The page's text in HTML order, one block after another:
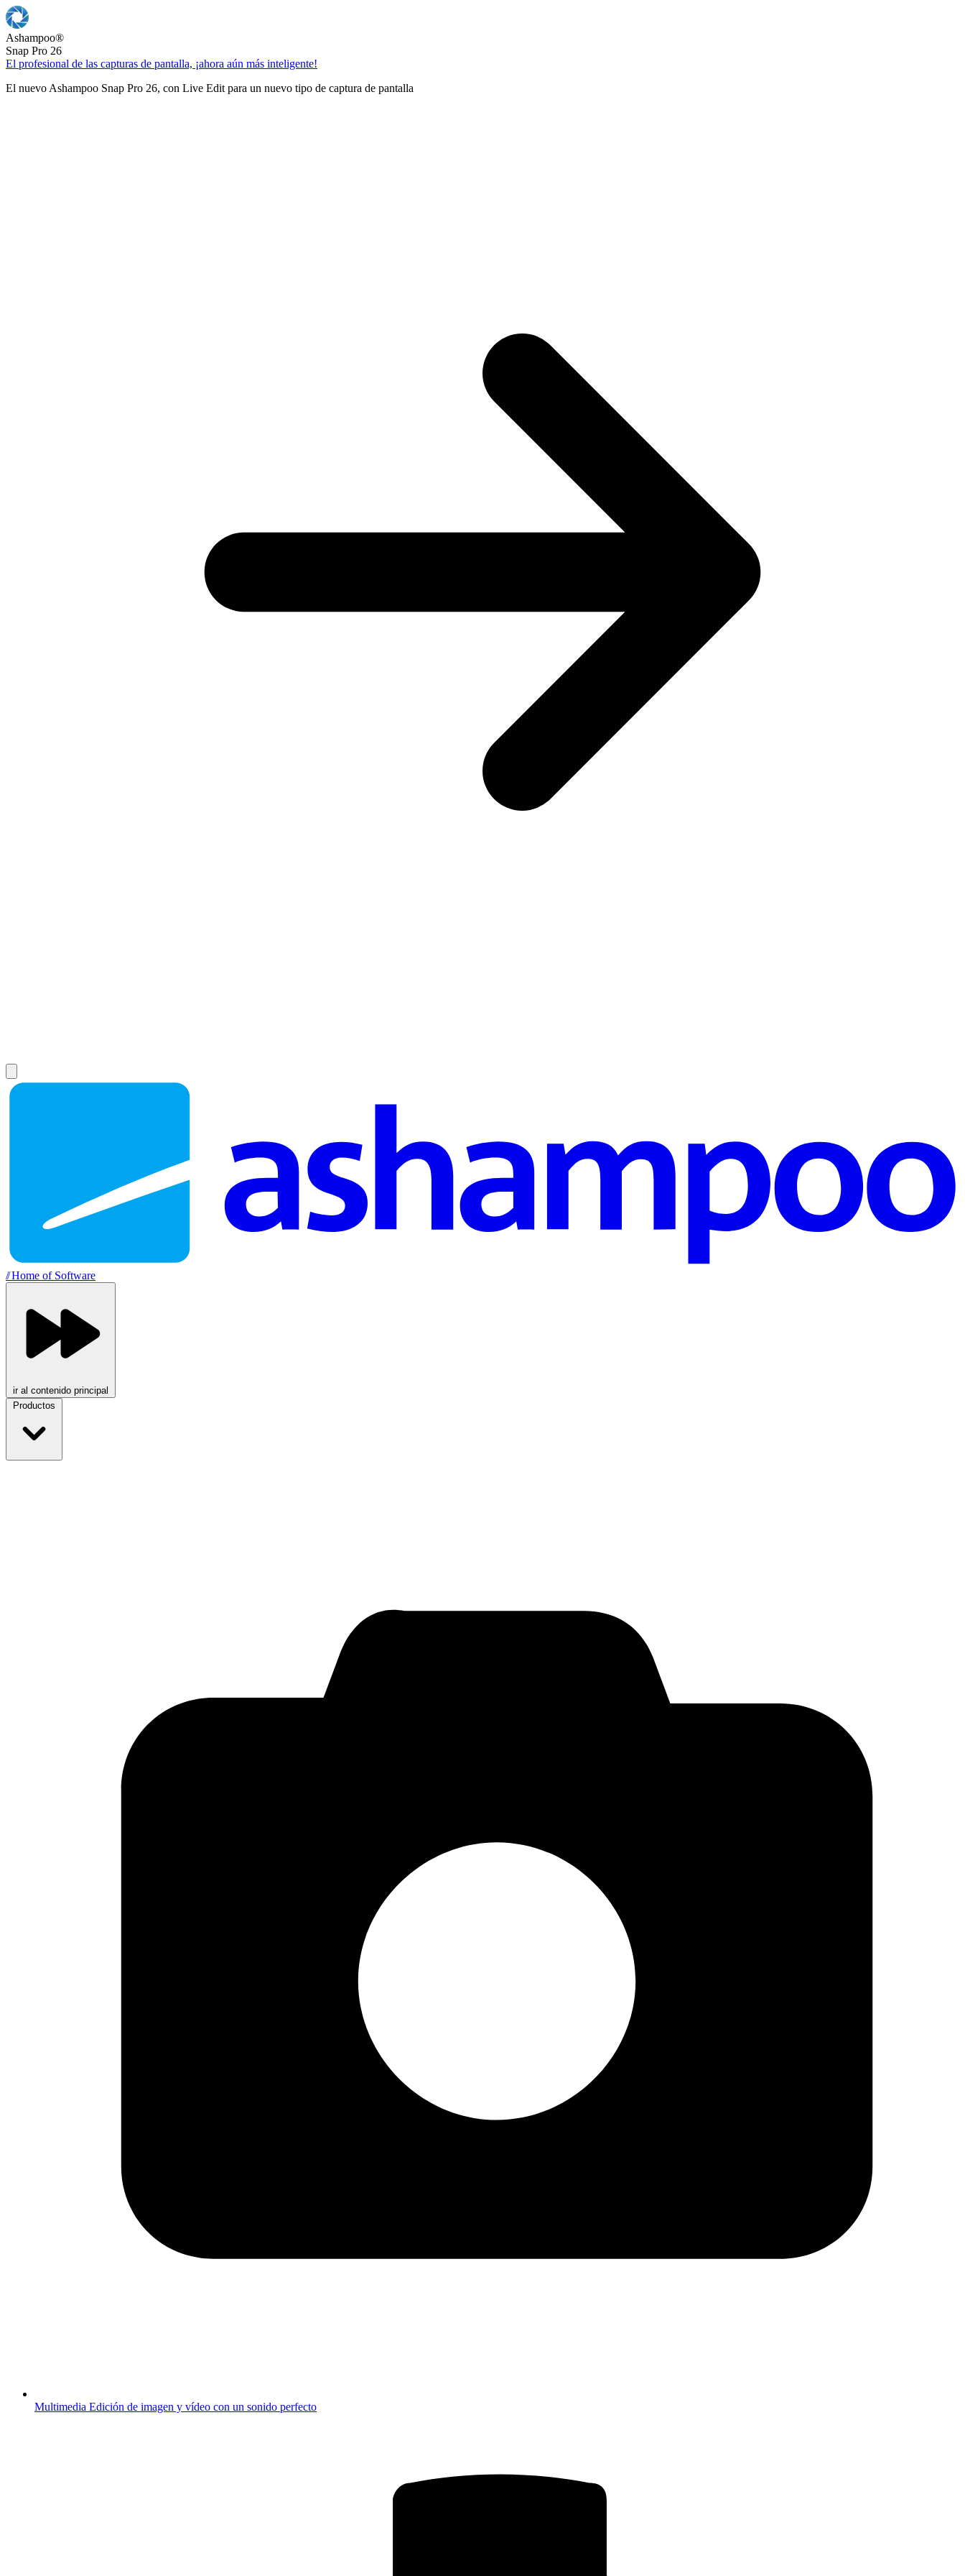
Ashampoo®
Snap Pro 26
El profesional de las capturas de pantalla, ¡ahora aún más inteligente!
El nuevo Ashampoo Snap Pro 26, con Live Edit para un nuevo tipo de captura de pantalla
//Home of Software
ir al contenido principal
Productos
Multimedia Edición de imagen y vídeo con un sonido perfecto